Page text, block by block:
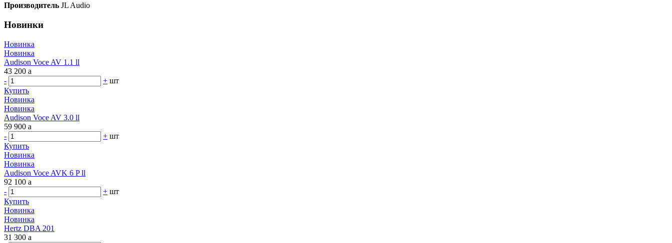
Производитель JL Audio
Новинки
Новинка
Новинка
Audison Voce AV 1.1 ll
43 200 a
-
+ шт
Купить
Новинка
Новинка
Audison Voce AV 3.0 ll
59 900 a
-
+ шт
Купить
Новинка
Новинка
Audison Voce AVK 6 P ll
92 100 a
-
+ шт
Купить
Новинка
Новинка
Hertz DBA 201
31 300 a